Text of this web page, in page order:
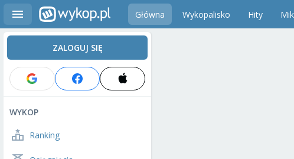
Główna Wykopalisko Hity
ZALOGUJ SIĘ
WYKOP
Ranking